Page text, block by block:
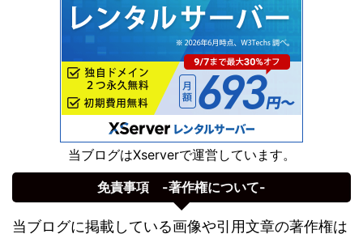
当ブログはXserverで運営しています。
免責事項 -著作権について-
当ブログに掲載している画像や引用文章の著作権は